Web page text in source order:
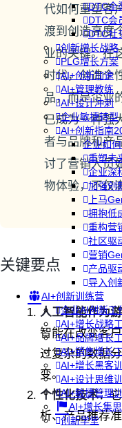
DTC全
DTC会
DTC社
创新增长战略
PLG增长方案
AI+创新加速
AI+管理教练
AI+设计冲刺
企业敏捷转型
AI+创新指南
企业如
重塑未
企业深
加强创
上马
拥抱低
重构营
社区驱
营销
产品驱
导入创
AI+创新训练营
企业AI创新工
AI+增长战略
AI+品牌增长
AI+销售增长
AI+增长黑客
AI+设计思维
AI+敏捷管理
AI+增长集
创新学堂
代如何重塑客
渡到创造高度
业的关键。在
时代，创造个
品，而是企业
已成为一种强
者与品牌和产
讨了营销人员
物体验，不仅
关键要点
人工智能作为
智能在改变客
过复杂的数据
变。
个性化技术：
析、产品推荐